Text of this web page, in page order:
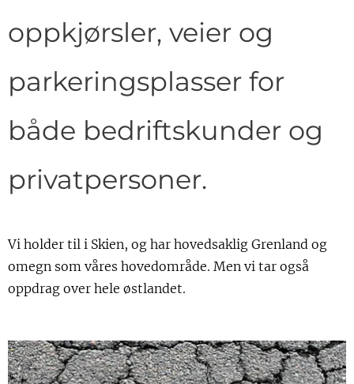
oppkjørsler, veier og
parkeringsplasser for
både bedriftskunder og
privatpersoner.
Vi holder til i Skien, og har hovedsaklig Grenland og
omegn som våres hovedområde. Men vi tar også
oppdrag over hele østlandet.